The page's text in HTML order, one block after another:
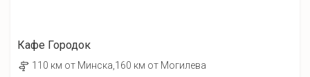
Кафе Городок
110 км от Минска,160 км от Могилева